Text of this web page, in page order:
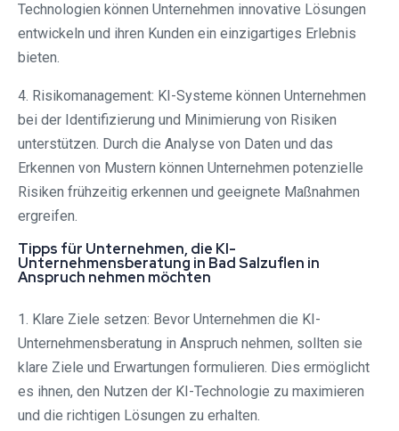
Technologien können Unternehmen innovative Lösungen
entwickeln und ihren Kunden ein einzigartiges Erlebnis
bieten.
4. Risikomanagement: KI-Systeme können Unternehmen
bei der Identifizierung und Minimierung von Risiken
unterstützen. Durch die Analyse von Daten und das
Erkennen von Mustern können Unternehmen potenzielle
Risiken frühzeitig erkennen und geeignete Maßnahmen
ergreifen.
Tipps für Unternehmen, die KI-
Unternehmensberatung in Bad Salzuflen in
Anspruch nehmen möchten
1. Klare Ziele setzen: Bevor Unternehmen die KI-
Unternehmensberatung in Anspruch nehmen, sollten sie
klare Ziele und Erwartungen formulieren. Dies ermöglicht
es ihnen, den Nutzen der KI-Technologie zu maximieren
und die richtigen Lösungen zu erhalten.